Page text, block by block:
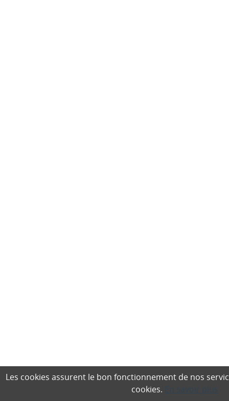
Les cookies assurent le bon fonctionnement de nos
cookies.